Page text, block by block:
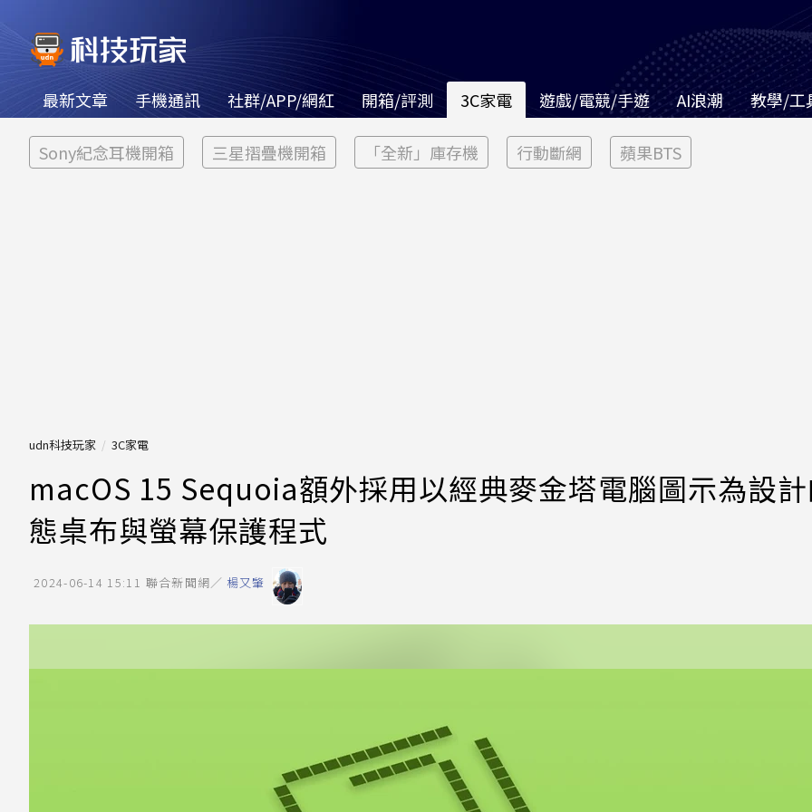
最新文章 手機通訊 社群/APP/網紅 開箱/評測 3C家電 遊戲/電競/手遊 AI浪潮 教學/工
Sony紀念耳機開箱 三星摺疊機開箱 「全新」庫存機 行動斷網 蘋果BTS
udn科技玩家 3C家電
macOS 15 Sequoia額外採用以經典麥金塔電腦圖示為設
態桌布與螢幕保護程式
2024-06-14 15:11 聯合新聞網／ 楊又肇